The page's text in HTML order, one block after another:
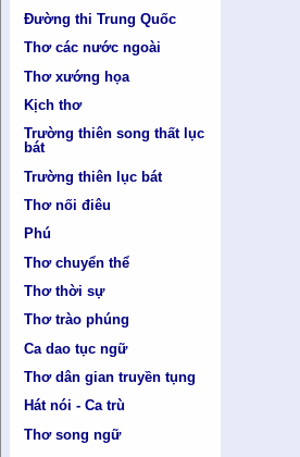
Đường thi Trung Quốc
Thơ các nước ngoài
Thơ xướng họa
Kịch thơ
Trường thiên song thất lục
bát
Trường thiên lục bát
Thơ nối điêu
Phú
Thơ chuyển thể
Thơ thời sự
Thơ trào phúng
Ca dao tục ngữ
Thơ dân gian truyền tụng
Hát nói - Ca trù
Thơ song ngữ